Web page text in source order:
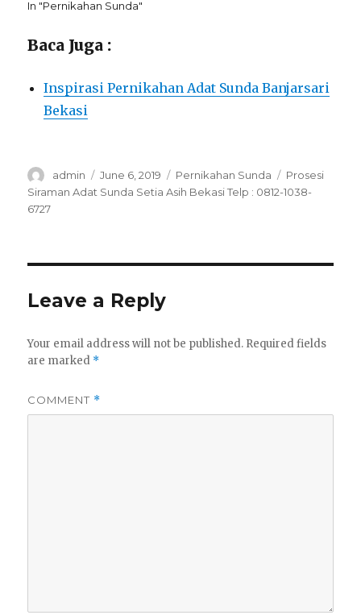
In "Pernikahan Sunda"
Baca Juga :
Inspirasi Pernikahan Adat Sunda Banjarsari
Bekasi
Author
admin
Posted
on
June 6, 2019 Categories
Pernikahan Sunda Tags
Prosesi
Siraman Adat Sunda Setia Asih Bekasi Telp : 0812-1038-
6727
Leave a Reply
Your email address will not be published. Required fields
are marked *
COMMENT *